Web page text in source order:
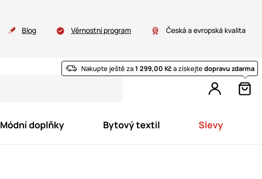
Blog Věrnostní program
Česká a evropská kvalita
Nakupte ještě za1 299,00 Kča získejtedopravu zdarma
Módní doplňky Bytový textil Slevy